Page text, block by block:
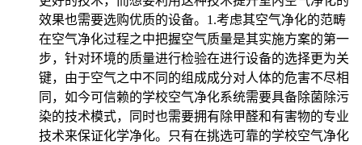
效果也需要选购优质的设备。1.考虑其空气净化的范畴
在空气净化过程之中把握空气质量是其实施方案的第一
步，针对环境的质量进行检验在进行设备的选择更为关
键，由于空气之中不同的组成成分对人体的危害不尽相
同，如今可信赖的学校空气净化系统需要具备除菌除污
染的技术模式，同时也需要拥有除甲醛和有害物的专业
技术来保证化学净化。只有在挑选可靠的学校空气净化